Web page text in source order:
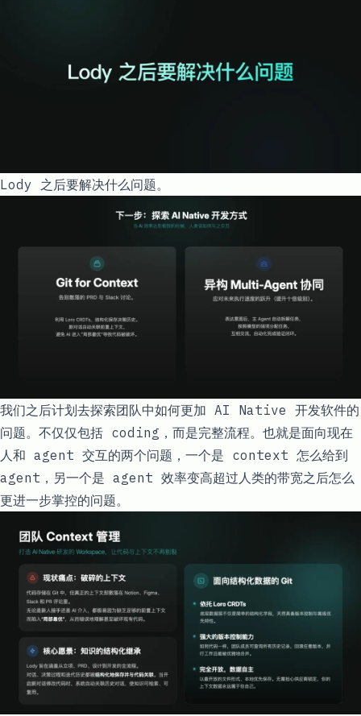
Lody 之后要解决什么问题。
我们之后计划去探索团队中如何更加 AI Native 开发软件的
问题。不仅仅包括 coding，而是完整流程。也就是面向现在
人和 agent 交互的两个问题，一个是 context 怎么给到
agent，另一个是 agent 效率变高超过人类的带宽之后怎么
更进一步掌控的问题。